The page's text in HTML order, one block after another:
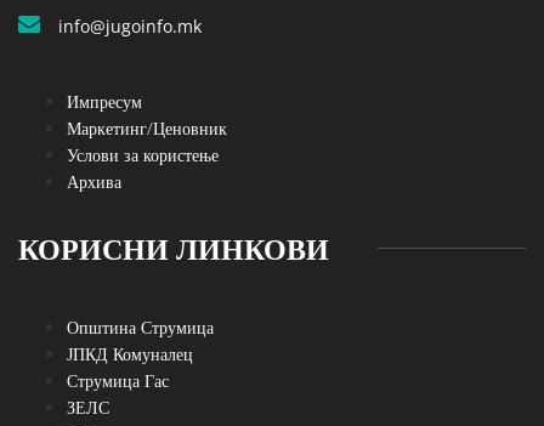
info@jugoinfo.mk
Импресум
Маркетинг/Ценовник
Услови за користење
Архива
КОРИСНИ ЛИНКОВИ
Општина Струмица
ЈПКД Комуналец
Струмица Гас
ЗЕЛС